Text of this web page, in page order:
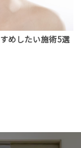
めしたい施術5選